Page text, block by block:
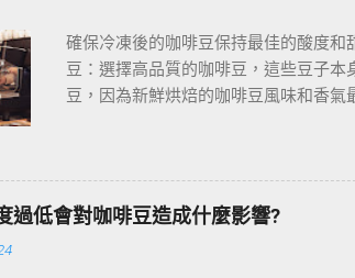
品味到咖啡的醇厚口感。 這種香氣和
新的口味，可以嘗試加入少量的蜂蜜
啡搭配，肉桂粉還可以用於烹飪中。
和膽固醇。 讓我們一起享受這種健康
確保冷凍後的咖啡豆保持最佳的酸度
豆：選擇高品質的咖啡豆，這些豆子
豆，因為新鮮烘焙的咖啡豆風味和香
庫內的溫度穩定，避免頻繁開關冷凍
內沒有強烈的異味食物，避免異味滲
過低會對咖啡豆造成什麼影響?